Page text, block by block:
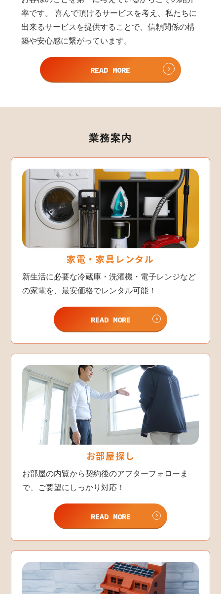
率です。 喜んで頂けるサービスを考え、私たちに
出来るサービスを提供することで、信頼関係の構
築や安心感に繋がっています。
READ MORE
業務案内
家電・家具レンタル
新生活に必要な冷蔵庫・洗濯機・電子レンジなど
の家電を、最安価格でレンタル可能！
READ MORE
お部屋探し
お部屋の内覧から契約後のアフターフォローま
で、ご要望にしっかり対応！
READ MORE